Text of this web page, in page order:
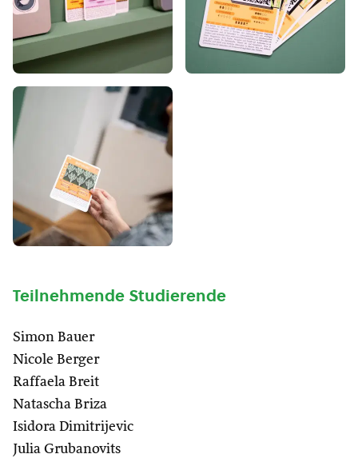
Teilnehmende Studierende
Simon Bauer
Nicole Berger
Raffaela Breit
Natascha Briza
Isidora Dimitrijevic
Julia Grubanovits